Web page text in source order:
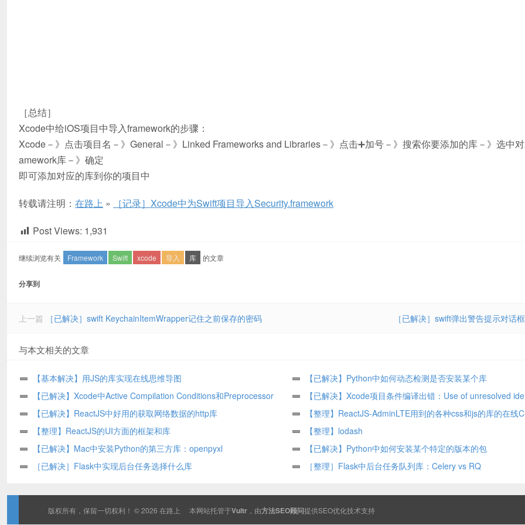
［总结］
Xcode中给iOS项目中导入framework的步骤：
Xcode－》点击项目名－》General－》Linked Frameworks and Libraries－》点击➕加号－》搜索你要添加的库－》选中
amework库－》确定
即可添加对应的库到你的项目中
转载请注明： 在路上 » ［记录］Xcode中为Swift项目导入Security.framework
Post Views: 1,931
继续浏览有关 Framework Swift xcode 导入 库 的文章
分享到
上一篇 ［已解决］swift KeychainItemWrapper记住之前保存的密码 ［已解决］swift弹出警告提示对话框
与本文相关的文章
【基本解决】用JS的库实现在线思维导图
【已解决】Python中如何动态检测是否安装某个库
【已解决】Xcode中Active Compilation Conditions和Preprocessor
Macros的区别
【已解决】Xcode项目条件编译出错：Use of unresolved
【已解决】ReactJS中好用的获取网络数据的http库
【整理】ReactJS-AdminLTE用到的各种css和js的库的在线
址
【整理】ReactJS的UI方面的框架和库
【整理】lodash
【已解决】Mac中安装Python的第三方库：openpyxl
【已解决】Python中如何安装某个特定的版本的包
［已解决］Flask中实现后台任务选择什么库
［整理］Flask中后台任务队列库：Celery vs RQ
版权所有，保留一切权利！ © 2026 在路上 本网站托管于Vultr ，由方法SEO顾问提供SEO优化技术支持